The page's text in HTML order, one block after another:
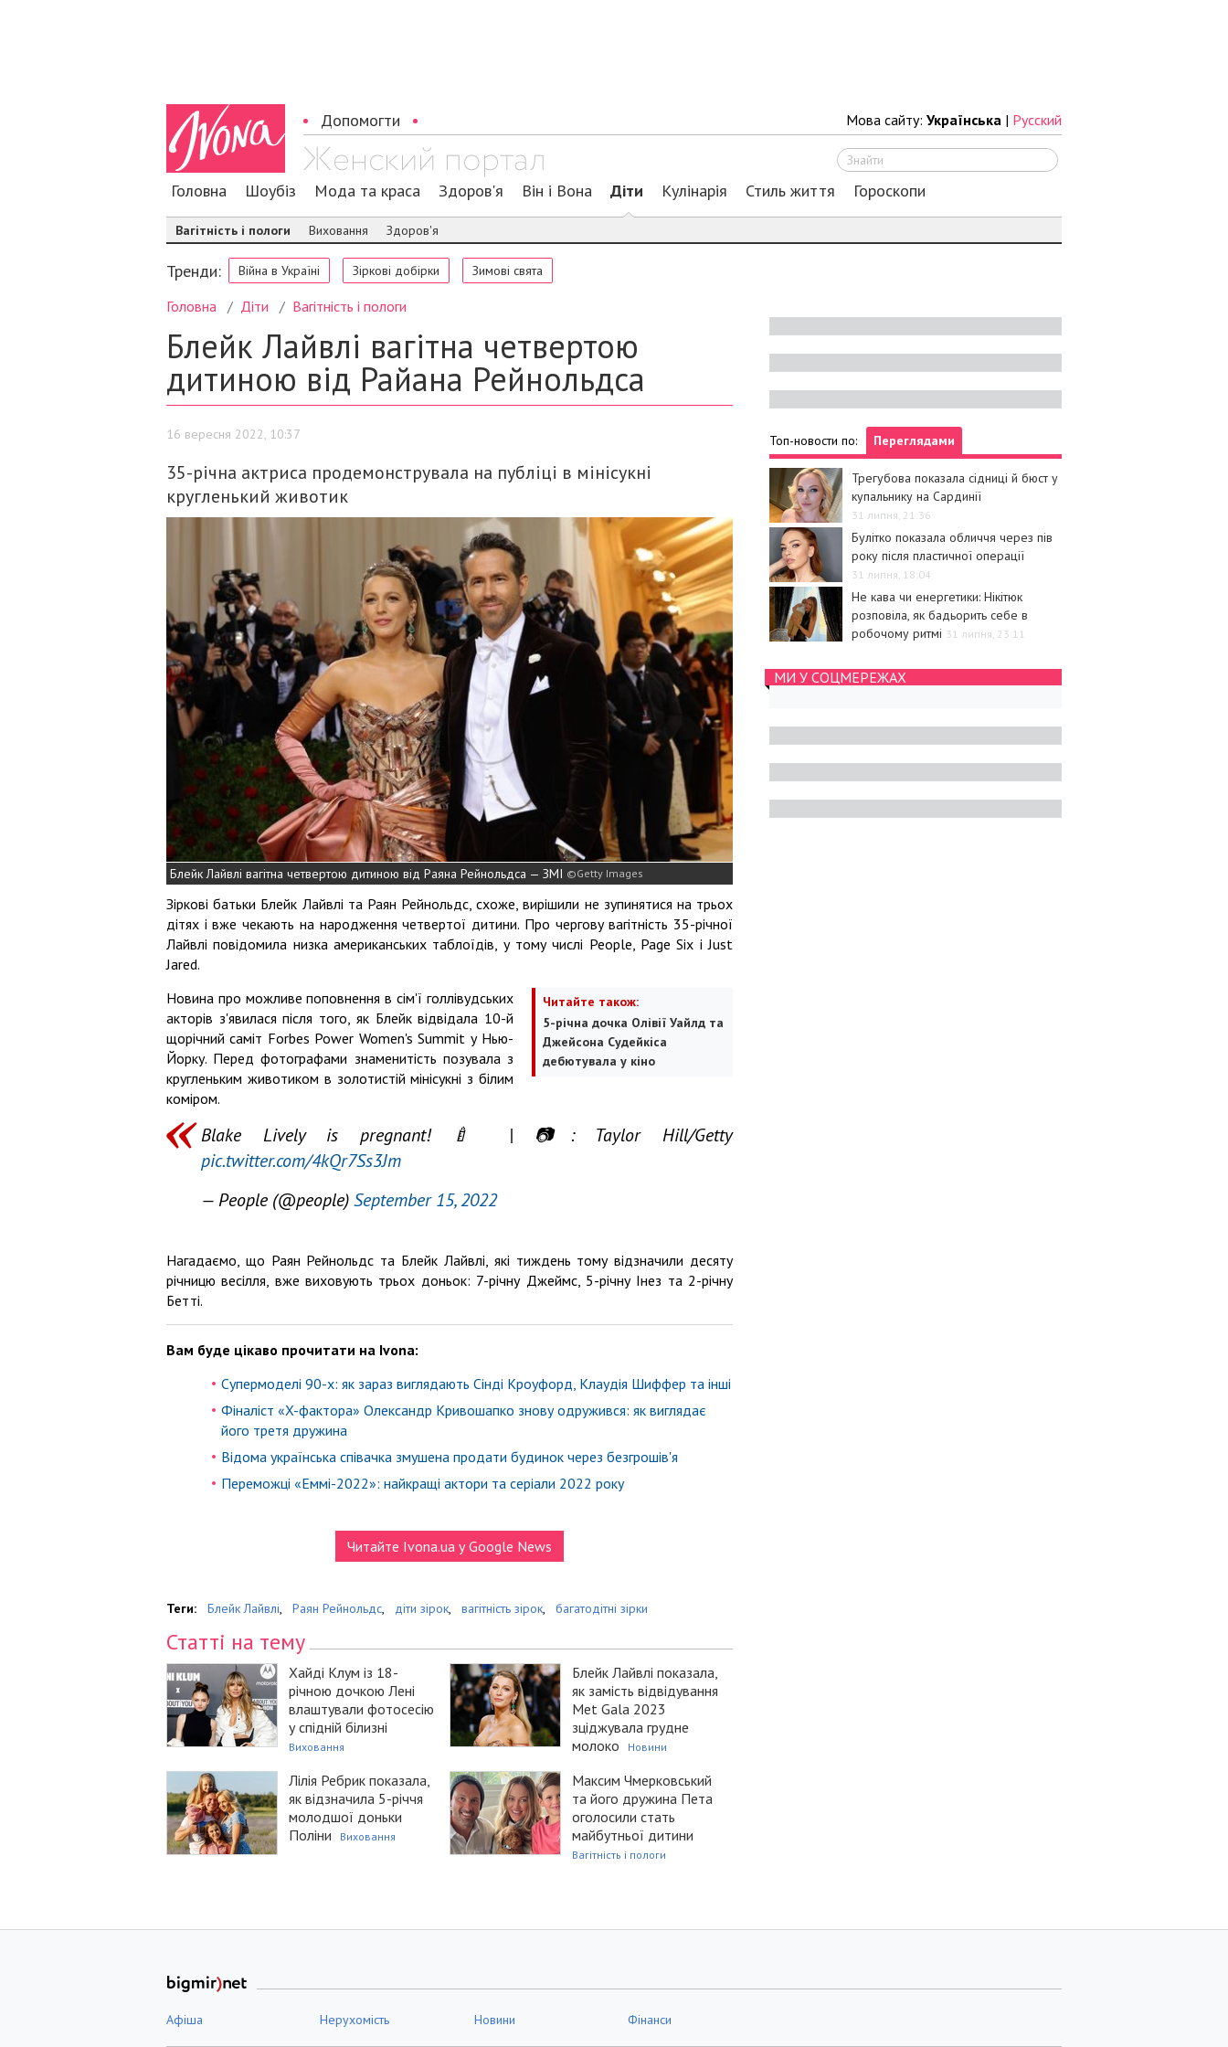
Допомогти Мова сайту: Українська | Русский
Головна Шоубіз Мода та краса Здоров'я Він і Вона Діти Кулінарія Стиль життя Гороскопи
Вагітність і пологи Виховання Здоров'я
Тренди: Війна в Україні Зіркові добірки Зимові свята
Головна Діти Вагітність і пологи
Блейк Лайвлі вагітна четвертою
дитиною від Райана Рейнольдса
16 вересня 2022, 10:37
35-річна актриса продемонструвала на публіці в мінісукні
кругленький животик
Блейк Лайвлі вагітна четвертою дитиною від Раяна Рейнольдса — ЗМІ Getty Images
Зіркові батьки Блейк Лайвлі та Раян Рейнольдс, схоже, вирішили не зупинятися на трьох
дітях і вже чекають на народження четвертої дитини. Про чергову вагітність 35-річної
Лайвлі повідомила низка американських таблоїдів, у тому числі People, Page Six і Just
Jared.
Читайте також:
5-річна дочка Олівії Уайлд та
Джейсона Судейкіса
дебютувала у кіно
Новина про можливе поповнення в сім'ї голлівудських
акторів з'явилася після того, як Блейк відвідала 10-й
щорічний саміт Forbes Power Women's Summit у Нью-
Йорку. Перед фотографами знаменитість позувала з
кругленьким животиком в золотистій мінісукні з білим
коміром.
Blake Lively is pregnant! 🍼 | 📷: Taylor Hill/Getty
pic.twitter.com/4kQr7Ss3Jm
— People (@people)September 15, 2022
Нагадаємо, що Раян Рейнольдс та Блейк Лайвлі, які тиждень тому відзначили десяту
річницю весілля, вже виховують трьох доньок: 7-річну Джеймс, 5-річну Інез та 2-річну
Бетті.
Вам буде цікаво прочитати на Ivona:
Супермоделі 90-х: як зараз виглядають Сінді Кроуфорд, Клаудія Шиффер та інші
Фіналіст «X-фактора» Олександр Кривошапко знову одружився: як виглядає
його третя дружина
Відома українська співачка змушена продати будинок через безгрошів'я
Переможці «Еммі-2022»: найкращі актори та серіали 2022 року
Читайте Ivona.ua у Google News
Теги: Блейк Лайвлі, Раян Рейнольдс, діти зірок, вагітність зірок, багатодітні зірки
Статті на тему
Хайді Клум із 18-
річною дочкою Лені
влаштували фотосесію
у спідній білизні
Виховання
Блейк Лайвлі показала,
як замість відвідування
Met Gala 2023
зціджувала грудне
молоко
Новини
Лілія Ребрик показала,
як відзначила 5-річчя
молодшої доньки
Поліни
Виховання
Максим Чмерковський
та його дружина Пета
оголосили стать
майбутньої дитини
Вагітність і пологи
Топ-новости по: Переглядами
Трегубова показала сідниці й бюст у
купальнику на Сардинії
31 липня, 21:36
Булітко показала обличчя через пів
року після пластичної операції
31 липня, 18:04
Не кава чи енергетики: Нікітюк
розповіла, як бадьорить себе в
робочому ритмі 31 липня, 23:11
МИ У СОЦМЕРЕЖАХ
Афіша Нерухомість Новини Фінанси